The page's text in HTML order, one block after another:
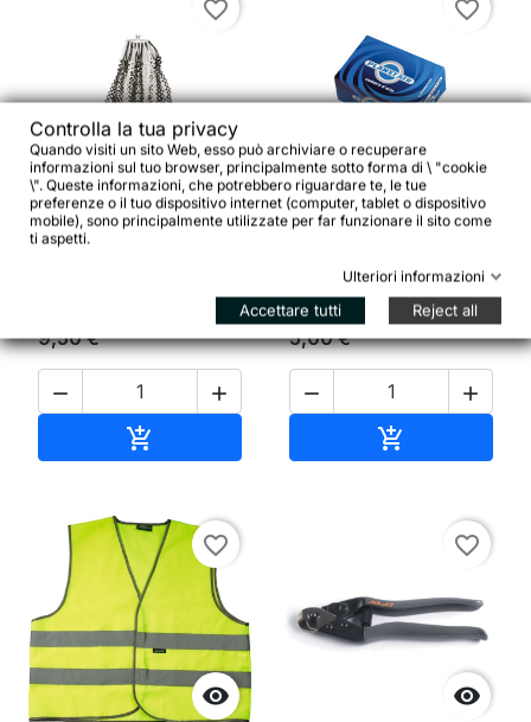

favorite_border
Coppia paraveste in rete
di plastica bianco/nera
9,50 €
 


favorite_border
Camera d'aria Planet Air
5,00 €
 


favorite_border

favorite_border
Controlla la tua privacy
Quando visiti un sito Web, esso può archiviare o recuperare
informazioni sul tuo browser, principalmente sotto forma di \ "cookie
\". Queste informazioni, che potrebbero riguardare te, le tue
preferenze o il tuo dispositivo internet (computer, tablet o dispositivo
mobile), sono principalmente utilizzate per far funzionare il sito come
ti aspetti.
Ulteriori informazioni
Accettare tutti Reject all